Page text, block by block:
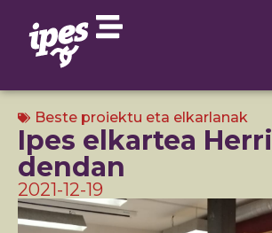
Beste proiektu eta elkarlanak
Ipes elkartea Herri
dendan
2021-12-19